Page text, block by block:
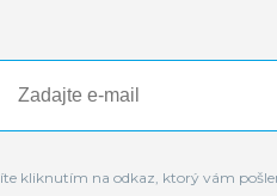
kliknutím na odkaz, ktorý vám